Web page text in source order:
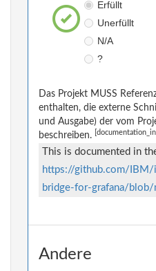
Erfüllt
Unerfüllt
N/A
?
Das Projekt MUSS
enthalten, die externe
und Ausgabe) der vom
beschreiben.
This is documented in
https://github.com/IBM/
bridge-for-grafana/blob/
Andere